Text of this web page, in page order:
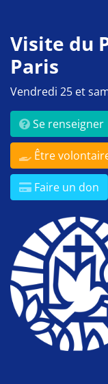
Visite du
Paris
Vendredi 25 et
Se renseigner
Être
Faire un don